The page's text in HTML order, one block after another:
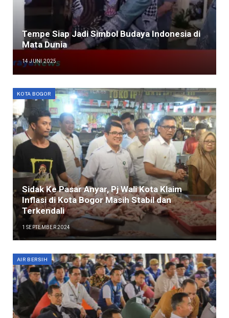
Tempe Siap Jadi Simbol Budaya Indonesia di
Mata Dunia
14 JUNI 2025
KOTA BOGOR
Sidak Ke Pasar Anyar, Pj Wali Kota Klaim
Inflasi di Kota Bogor Masih Stabil dan
Terkendali
1 SEPTEMBER 2024
AIR BERSIH